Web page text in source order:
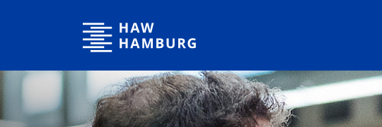
Hochschule für Angewandte Wissenschaften Hamburg